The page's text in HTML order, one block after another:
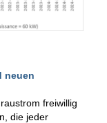
neuen
freiwillig
die jeder